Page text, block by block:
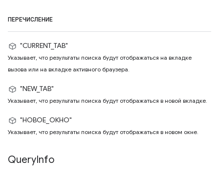
ПЕРЕЧИСЛЕНИЕ
"CURRENT_TAB"
Указывает, что результаты поиска будут отображаться на вкладке
вызова или на вкладке активного браузера.
"NEW_TAB"
Указывает, что результаты поиска будут отображаться в новой вкладке.
"НОВОЕ_ОКНО"
Указывает, что результаты поиска будут отображаться в новом окне.
QueryInfo